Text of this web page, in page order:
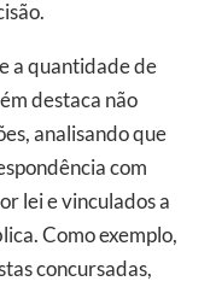
a quantidade de
destaca não
analisando que
com
lei e vinculados a
Como exemplo,
concursadas,